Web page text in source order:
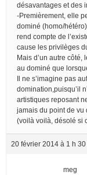
désavantages et des
-Premièrement, elle
dominé (homo/
rend compte de
cause les privilèges
Mais d’un autre côté,
au dominé que
Il ne s’imagine pas
domination,puisqu’il
artistiques reposant
jamais du point de vu
(voilà voilà, désolé si
20 février 2014 à 1 h 30
meg